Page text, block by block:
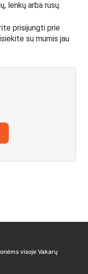
lenkų arba rusų.
prisijungti prie
su mumis jau
visoje Vakarų